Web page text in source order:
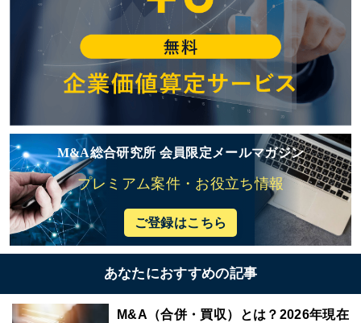
M&A総合研究所 会員限定メールマガジン
プレミアム案件・お役立ち情報
ご登録はこちら
あなたにおすすめの記事
M&A（合併・買収）とは？2026年現在